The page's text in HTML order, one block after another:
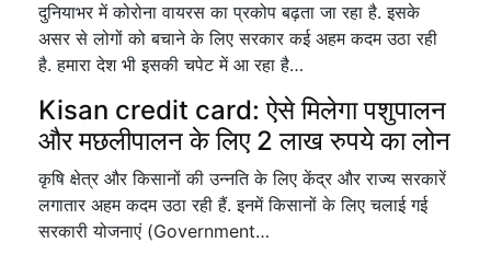
दुनियाभर में कोरोना वायरस का प्रकोप बढ़ता जा रहा है. इसके
असर से लोगों को बचाने के लिए सरकार कई अहम कदम उठा रही
है. हमारा देश भी इसकी चपेट में आ रहा है…
Kisan credit card: ऐसे मिलेगा पशुपालन
और मछलीपालन के लिए 2 लाख रुपये का लोन
कृषि क्षेत्र और किसानों की उन्नति के लिए केंद्र और राज्य सरकारें
लगातार अहम कदम उठा रही हैं. इनमें किसानों के लिए चलाई गई
सरकारी योजनाएं (Government…